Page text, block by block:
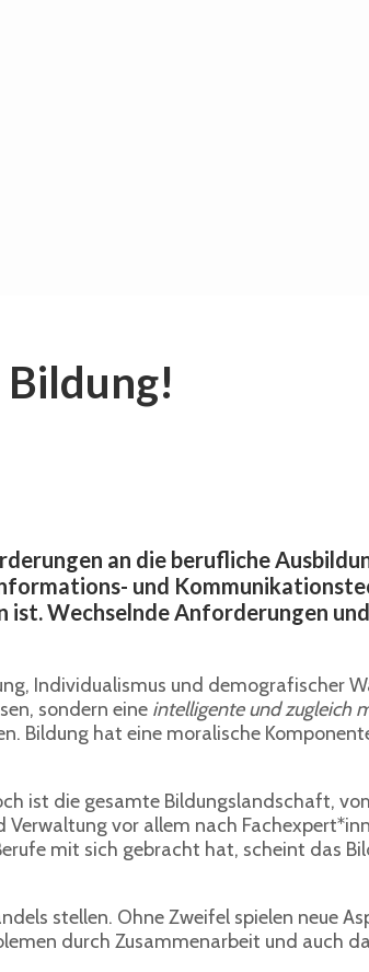
an die berufliche
und
ist. Wechselnde Anforderungen
Individualismus und demografischer
sondern eine intelligente und zugleich
Bildung hat eine moralische
ist die gesamte Bildungslandschaft,
vor allem nach
mit sich gebracht hat, scheint das
stellen. Ohne Zweifel spielen neue
durch Zusammenarbeit und auch